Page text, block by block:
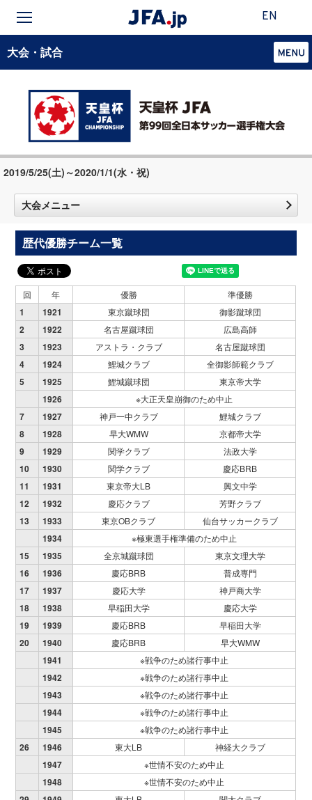
EN
大会・試合
2019/5/25(土)～2020/1/1(水・祝)
大会メニュー
歴代優勝チーム一覧
回 年 優勝 準優勝
1 1921 東京蹴球団 御影蹴球団
2 1922 名古屋蹴球団 広島高師
3 1923 アストラ・クラブ 名古屋蹴球団
4 1924 鯉城クラブ 全御影師範クラブ
5 1925 鯉城蹴球団 東京帝大学
1926 ※大正天皇崩御のため中止
7 1927 神戸一中クラブ 鯉城クラブ
8 1928 早大WMW 京都帝大学
9 1929 関学クラブ 法政大学
10 1930 関学クラブ 慶応BRB
11 1931 東京帝大LB 興文中学
12 1932 慶応クラブ 芳野クラブ
13 1933 東京OBクラブ 仙台サッカークラブ
1934 ※極東選手権準備のため中止
15 1935 全京城蹴球団 東京文理大学
16 1936 慶応BRB 普成専門
17 1937 慶応大学 神戸商大学
18 1938 早稲田大学 慶応大学
19 1939 慶応BRB 早稲田大学
20 1940 慶応BRB 早大WMW
1941 ※戦争のため諸行事中止
1942 ※戦争のため諸行事中止
1943 ※戦争のため諸行事中止
1944 ※戦争のため諸行事中止
1945 ※戦争のため諸行事中止
26 1946 東大LB 神経大クラブ
1947 ※世情不安のため中止
1948 ※世情不安のため中止